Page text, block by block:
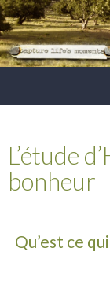
PRINCIPAL
L’étude
bonheur
Qu’est ce